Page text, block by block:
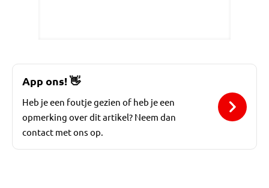
App ons!👋
Heb je een foutje gezien of heb je een
opmerking over dit artikel? Neem dan
contact met ons op.